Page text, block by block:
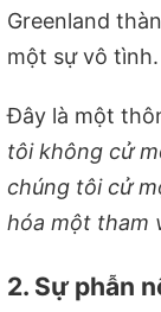
Greenland
một sự vô tình.
Đây là một
tôi không cử
chúng tôi cử
hóa một tham
2. Sự phẫn